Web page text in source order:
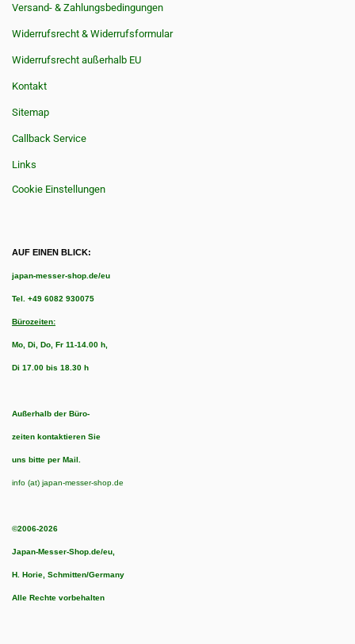
Versand- & Zahlungsbedingungen
Widerrufsrecht & Widerrufsformular
Widerrufsrecht außerhalb EU
Kontakt
Sitemap
Callback Service
Links
Cookie Einstellungen
AUF EINEN BLICK:
japan-messer-shop.de/eu
Tel. +49 6082 930075
Bürozeiten:
Mo, Di, Do, Fr 11-14.00 h,
Di 17.00 bis 18.30 h
Außerhalb der Büro-
zeiten kontaktieren Sie
uns bitte per Mail.
info (at) japan-messer-shop.de
©2006-2026
Japan-Messer-Shop.de/eu,
H. Horie, Schmitten/Germany
Alle Rechte vorbehalten